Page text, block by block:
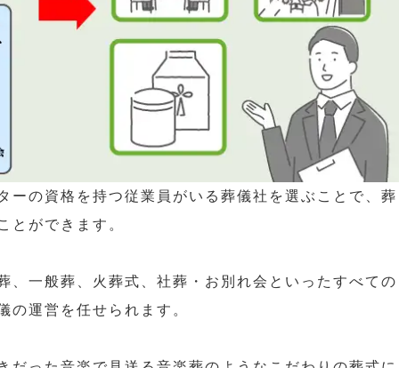
ーの資格を持つ従業員がいる葬儀社を選ぶことで、葬
とができます。
、一般葬、火葬式、社葬・お別れ会といったすべての
の運営を任せられます。